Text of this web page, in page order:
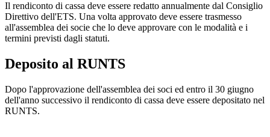
Il rendiconto di cassa deve essere redatto annualmente dal Consiglio
Direttivo dell'ETS. Una volta approvato deve essere trasmesso
all'assemblea dei socie che lo deve approvare con le modalità e i
termini previsti dagli statuti.
Deposito al RUNTS
Dopo l'approvazione dell'assemblea dei soci ed entro il 30 giugno
dell'anno successivo il rendiconto di cassa deve essere depositato nel
RUNTS.